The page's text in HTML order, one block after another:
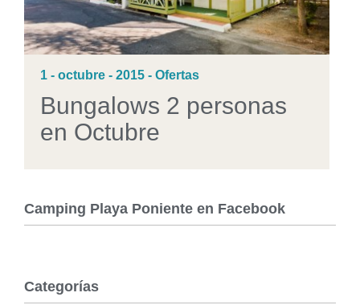
1 - octubre - 2015 - Ofertas
Bungalows 2 personas
en Octubre
Camping Playa Poniente en Facebook
Categorías